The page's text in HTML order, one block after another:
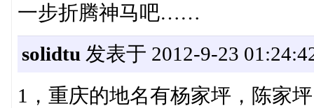
一步折腾神马吧……
solidtu 发表于 2012-9-23
1，重庆的地名有杨家坪，陈家